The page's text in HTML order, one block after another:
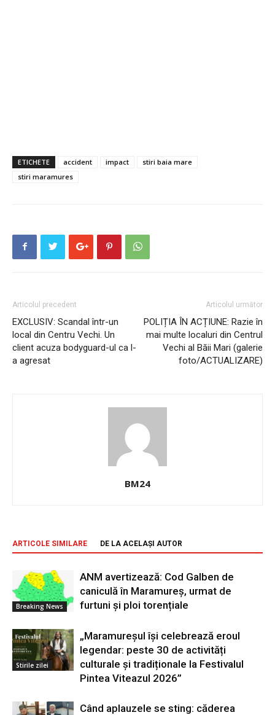
ETICHETE accident impact
stiri baia mare
stiri maramures
Articolul precedent
EXCLUSIV: Scandal într-un
local din Centru Vechi. Un
client acuza bodyguard-ul ca l-
a agresat
Articolul următor
POLIȚIA ÎN ACȚIUNE: Razie în
mai multe localuri din Centrul
Vechi al Băii Mari (galerie
foto/ACTUALIZARE)
BM24
ARTICOLE SIMILARE DE LA ACELAȘI AUTOR
Breaking News
ANM avertizează: Cod Galben de
caniculă în Maramureș, urmat de
furtuni și ploi torențiale
Stirile zilei
„Maramureșul își celebrează eroul
legendar: peste 30 de activități
culturale și tradiționale la Festivalul
Pintea Viteazul 2026”
Când aplauzele se sting: căderea